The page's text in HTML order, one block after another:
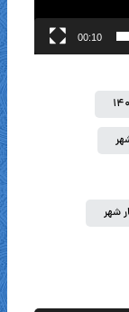
00:10
شهر